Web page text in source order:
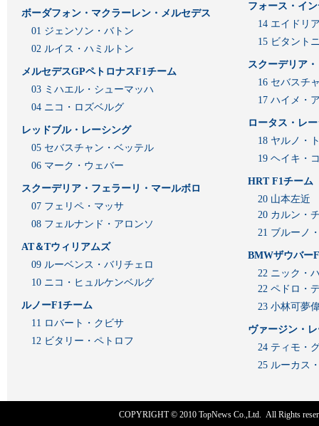
ボーダフォン・マクラーレン・メルセデス
01 ジェンソン・バトン
02 ルイス・ハミルトン
メルセデスGPペトロナスF1チーム
03 ミハエル・シューマッハ
04 ニコ・ロズベルグ
レッドブル・レーシング
05 セバスチャン・ベッテル
06 マーク・ウェバー
スクーデリア・フェラーリ・マールボロ
07 フェリペ・マッサ
08 フェルナンド・アロンソ
AT＆Tウィリアムズ
09 ルーベンス・バリチェロ
10 ニコ・ヒュルケンベルグ
ルノーF1チーム
11 ロバート・クビサ
12 ビタリー・ペトロフ
フォース・イ
14 エイドリ
15 ビタント
スクーデリア
16 セバスチ
17 ハイメ・
ロータス・レ
18 ヤルノ・
19 ヘイキ・
HRT F1チーム
20 山本左近
20 カルン・
21 ブルーノ
BMWザウバー
22 ニック・
22 ペドロ・
23 小林可夢
ヴァージン・
24 ティモ・
25 ルーカス
COPYRIGHT © 2010 TopNews Co.,Ltd. All Rights